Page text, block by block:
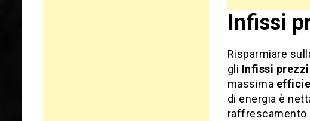
Infissi
Risparmiare
gli Infissi prezzi
massima
di energia è
raffrescamento